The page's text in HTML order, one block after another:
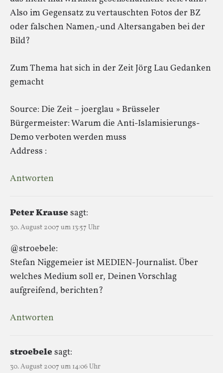
Also im Gegensatz zu vertauschten Fotos der BZ
oder falschen Namen,-und Altersangaben bei der
Bild?
Zum Thema hat sich in der Zeit Jörg Lau Gedanken
gemacht
Source: Die Zeit – joerglau » Brüsseler
Bürgermeister: Warum die Anti-Islamisierungs-
Demo verboten werden muss
Address :
Antworten
Peter Krausesagt:
30. August 2007 um 13:57 Uhr
@stroebele:
Stefan Niggemeier ist MEDIEN-Journalist. Über
welches Medium soll er, Deinen Vorschlag
aufgreifend, berichten?
Antworten
stroebelesagt:
30. August 2007 um 14:06 Uhr